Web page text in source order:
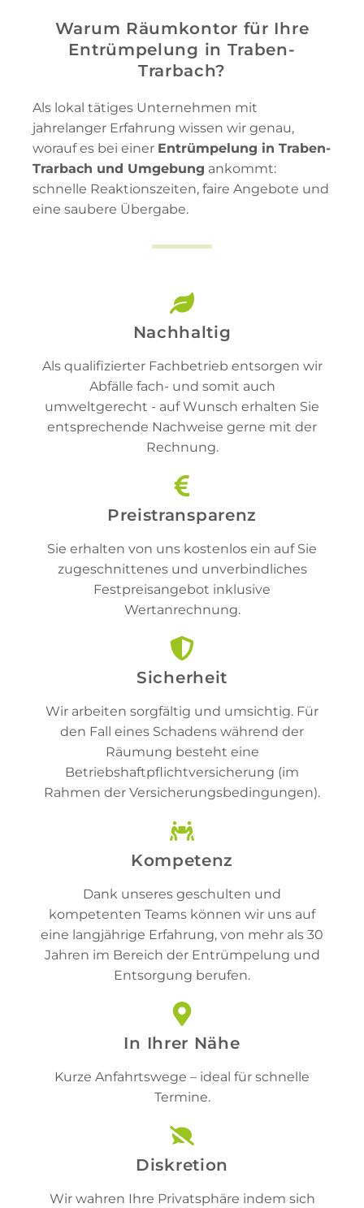
Warum Räumkontor für Ihre
Entrümpelung in Traben-
Trarbach?
Als lokal tätiges Unternehmen mit
jahrelanger Erfahrung wissen wir genau,
worauf es bei einer Entrümpelung in Traben-
Trarbach und Umgebung ankommt:
schnelle Reaktionszeiten, faire Angebote und
eine saubere Übergabe.
Nachhaltig
Als qualifizierter Fachbetrieb entsorgen wir
Abfälle fach- und somit auch
umweltgerecht - auf Wunsch erhalten Sie
entsprechende Nachweise gerne mit der
Rechnung.
Preistransparenz
Sie erhalten von uns kostenlos ein auf Sie
zugeschnittenes und unverbindliches
Festpreisangebot inklusive
Wertanrechnung.
Sicherheit
Wir arbeiten sorgfältig und umsichtig. Für
den Fall eines Schadens während der
Räumung besteht eine
Betriebshaftpflichtversicherung (im
Rahmen der Versicherungsbedingungen).
Kompetenz
Dank unseres geschulten und
kompetenten Teams können wir uns auf
eine langjährige Erfahrung, von mehr als 30
Jahren im Bereich der Entrümpelung und
Entsorgung berufen.
In Ihrer Nähe
Kurze Anfahrtswege – ideal für schnelle
Termine.
Diskretion
Wir wahren Ihre Privatsphäre indem sich